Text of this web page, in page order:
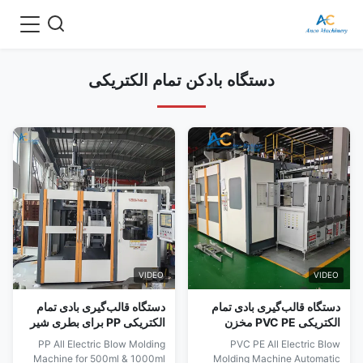
دستگاه بادکن تمام الکتریکی
VIDEO
دستگاه قالب‌گیری بادی تمام
الکتریکی PVC PE مخزن
روغن دستگاه قالب‌گیری بادی
380 ولت
PVC PE All Electric Blow
Molding Machine Automatic
VIDEO
دستگاه قالب‌گیری بادی تمام
الکتریکی PP برای بطری شیر
و ماست 500 میلی‌لیتر تا
1000 میلی‌لیتر HDPE
PP All Electric Blow Molding
Machine for 500ml & 1000ml